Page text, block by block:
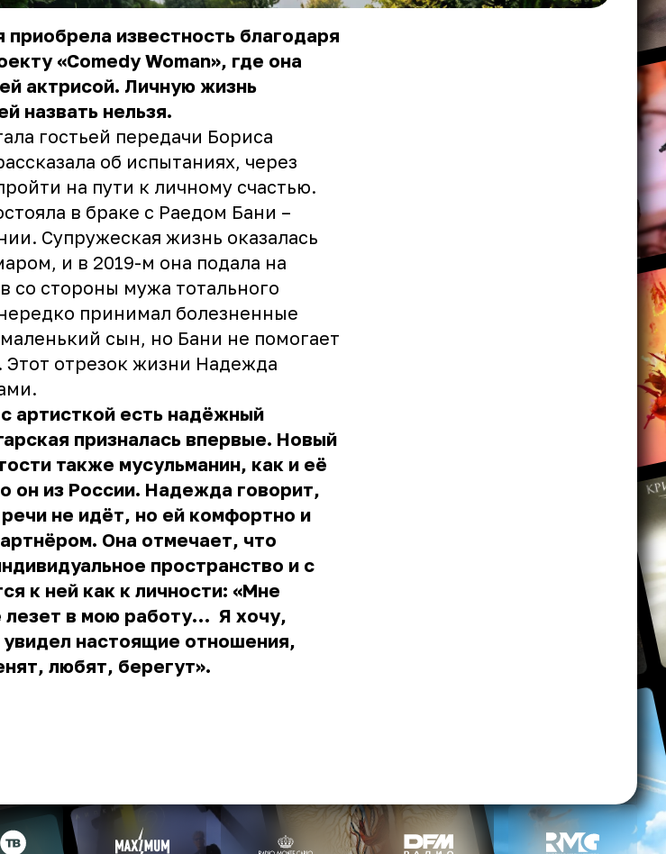
приобрела известность благодаря
«Comedy Woman», где она
актрисой. Личную жизнь
назвать нельзя.
гостьей передачи Бориса
об испытаниях, через
на пути к личному счастью.
в браке с Раедом Бани –
Супружеская жизнь оказалась
, и в 2019-м она подала на
со стороны мужа тотального
принимал болезненные
сын, но Бани не помогает
Этот отрезок жизни Надежда
артисткой есть надёжный
призналась впервые. Новый
также мусульманин, как и её
он из России. Надежда говорит,
не идёт, но ей комфортно и
Она отмечает, что
пространство и с
к ней как к личности: «Мне
лезет в мою работу… Я хочу,
настоящие отношения,
любят, берегут».